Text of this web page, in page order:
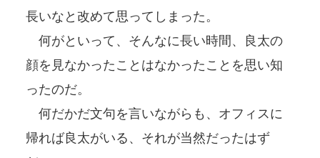
長いなと改めて思ってしまった。
何がといって、そんなに長い時間、良太の
顔を見なかったことはなかったことを思い知
ったのだ。
何だかだ文句を言いながらも、オフィスに
帰れば良太がいる、それが当然だったはず